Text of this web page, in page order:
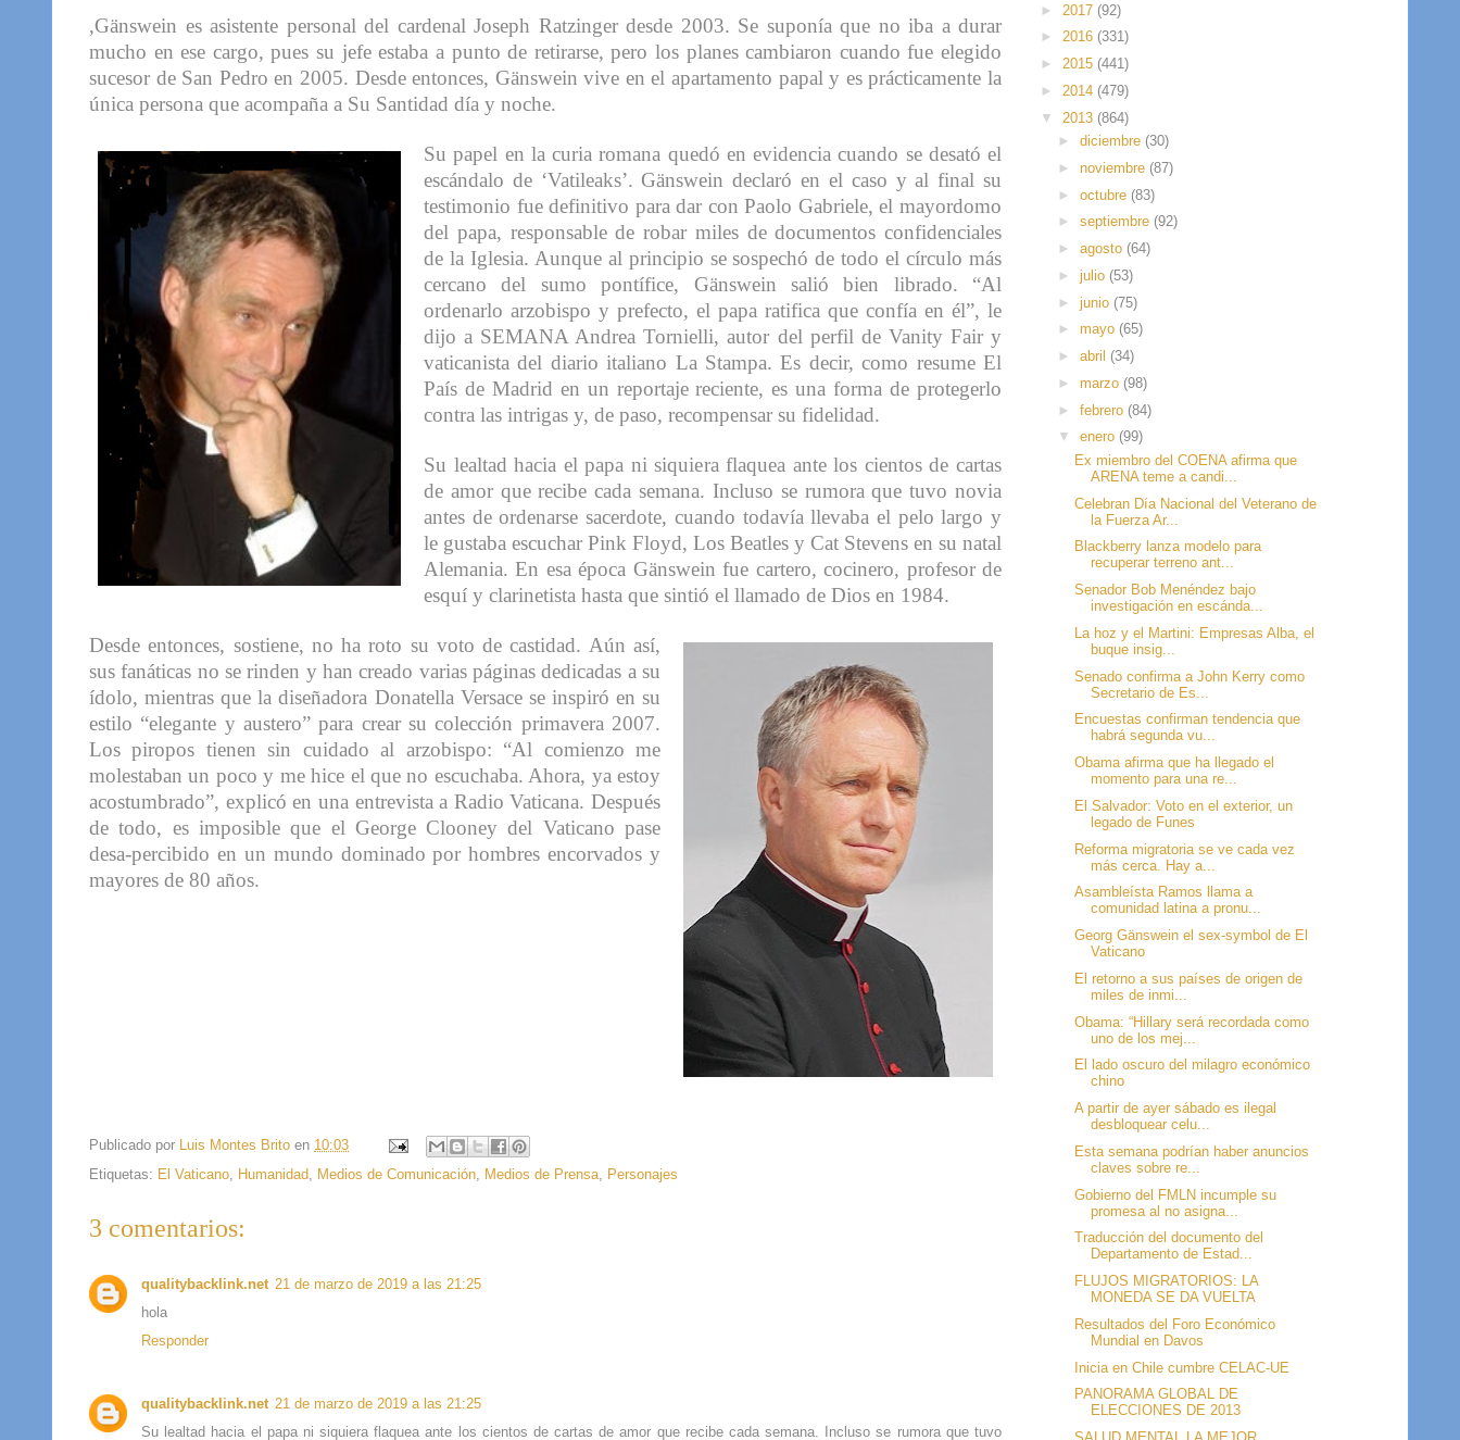
,Gänswein es asistente personal del cardenal Joseph Ratzinger desde 2003. Se suponía que no iba a durar
mucho en ese cargo, pues su jefe estaba a punto de retirarse, pero los planes cambiaron cuando fue elegido
sucesor de San Pedro en 2005. Desde entonces, Gänswein vive en el apartamento papal y es prácticamente la
única persona que acompaña a Su Santidad día y noche.
Su papel en la curia romana quedó en evidencia cuando se desató el
escándalo de ‘Vatileaks’. Gänswein declaró en el caso y al final su
testimonio fue definitivo para dar con Paolo Gabriele, el mayordomo
del papa, responsable de robar miles de documentos confidenciales
de la Iglesia. Aunque al principio se sospechó de todo el círculo más
cercano del sumo pontífice, Gänswein salió bien librado. “Al
ordenarlo arzobispo y prefecto, el papa ratifica que confía en él”, le
dijo a SEMANA Andrea Tornielli, autor del perfil de Vanity Fair y
vaticanista del diario italiano La Stampa. Es decir, como resume El
País de Madrid en un reportaje reciente, es una forma de protegerlo
contra las intrigas y, de paso, recompensar su fidelidad.
Su lealtad hacia el papa ni siquiera flaquea ante los cientos de cartas
de amor que recibe cada semana. Incluso se rumora que tuvo novia
antes de ordenarse sacerdote, cuando todavía llevaba el pelo largo y
le gustaba escuchar Pink Floyd, Los Beatles y Cat Stevens en su natal
Alemania. En esa época Gänswein fue cartero, cocinero, profesor de
esquí y clarinetista hasta que sintió el llamado de Dios en 1984.
Desde entonces, sostiene, no ha roto su voto de castidad. Aún así,
sus fanáticas no se rinden y han creado varias páginas dedicadas a su
ídolo, mientras que la diseñadora Donatella Versace se inspiró en su
estilo “elegante y austero” para crear su colección primavera 2007.
Los piropos tienen sin cuidado al arzobispo: “Al comienzo me
molestaban un poco y me hice el que no escuchaba. Ahora, ya estoy
acostumbrado”, explicó en una entrevista a Radio Vaticana. Después
de todo, es imposible que el George Clooney del Vaticano pase
desa-percibido en un mundo dominado por hombres encorvados y
mayores de 80 años.
Publicado por Luis Montes Brito en 10:03
Etiquetas: El Vaticano Humanidad Medios de Comunicación Medios de Prensa Personajes
3 comentarios:
qualitybacklink.net 21 de marzo de 2019 a las 21:25
hola
Responder
qualitybacklink.net 21 de marzo de 2019 a las 21:25
Su lealtad hacia el papa ni siquiera flaquea ante los cientos de cartas de amor que recibe cada semana. Incluso se rumora que tuvo
► 2017 (92)
► 2016 (331)
► 2015 (441)
► 2014 (479)
▼ 2013 (864)
► diciembre (30)
► noviembre (87)
► octubre (83)
► septiembre (92)
► agosto (64)
► julio (53)
► junio (75)
► mayo (65)
► abril (34)
► marzo (98)
► febrero (84)
▼ enero (99)
Ex miembro del COENA afirma que
ARENA teme a candi...
Celebran Día Nacional del Veterano de
la Fuerza Ar...
Blackberry lanza modelo para
recuperar terreno ant...
Senador Bob Menéndez bajo
investigación en escánda...
La hoz y el Martini: Empresas Alba, el
buque insig...
Senado confirma a John Kerry como
Secretario de Es...
Encuestas confirman tendencia que
habrá segunda vu...
Obama afirma que ha llegado el
momento para una re...
El Salvador: Voto en el exterior, un
legado de Funes
Reforma migratoria se ve cada vez
más cerca. Hay a...
Asambleísta Ramos llama a
comunidad latina a pronu...
Georg Gänswein el sex-symbol de El
Vaticano
El retorno a sus países de origen de
miles de inmi...
Obama: “Hillary será recordada como
uno de los mej...
El lado oscuro del milagro económico
chino
A partir de ayer sábado es ilegal
desbloquear celu...
Esta semana podrían haber anuncios
claves sobre re...
Gobierno del FMLN incumple su
promesa al no asigna...
Traducción del documento del
Departamento de Estad...
FLUJOS MIGRATORIOS: LA
MONEDA SE DA VUELTA
Resultados del Foro Económico
Mundial en Davos
Inicia en Chile cumbre CELAC-UE
PANORAMA GLOBAL DE
ELECCIONES DE 2013